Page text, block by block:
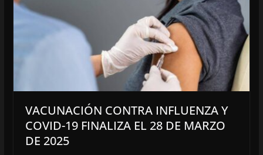
VACUNACIÓN CONTRA INFLUENZA Y
COVID-19 FINALIZA EL 28 DE MARZO
DE 2025